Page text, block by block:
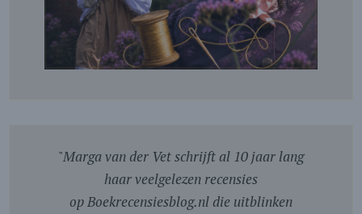
"Marga van der Vet schrijft al 10 jaar lang
haar veelgelezen recensies
op Boekrecensiesblog.nl die uitblinken